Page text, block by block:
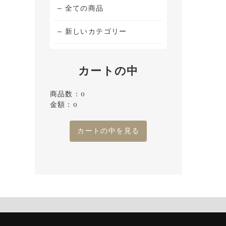
全ての商品
新しいカテゴリー
カートの中
商品数：0
金額：0
カートの中を見る